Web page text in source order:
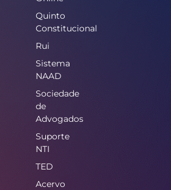
Quinto
Constitucional
Rui
Sistema
NAAD
Sociedade
de
Advogados
Suporte
NTI
TED
Acervo